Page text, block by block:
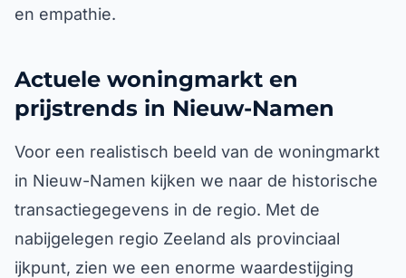
en empathie.
Actuele woningmarkt en
prijstrends in Nieuw-Namen
Voor een realistisch beeld van de woningmarkt
in Nieuw-Namen kijken we naar de historische
transactiegegevens in de regio. Met de
nabijgelegen regio Zeeland als provinciaal
ijkpunt, zien we een enorme waardestijging